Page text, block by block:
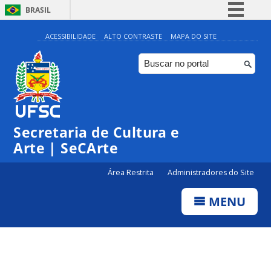
BRASIL
Simplifique!
Comunica BR
Participe
ACESSIBILIDADE ALTO CONTRASTE MAPA DO SITE
Secretaria de Cultura e
Arte | SeCArte
Área Restrita Administradores do Site
MENU